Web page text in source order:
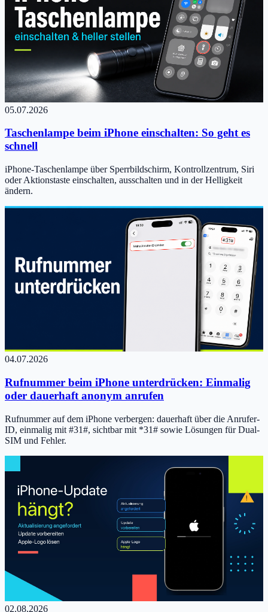
05.07.2026
Taschenlampe beim iPhone einschalten: So geht es
schnell
iPhone-Taschenlampe über Sperrbildschirm, Kontrollzentrum, Siri
oder Aktionstaste einschalten, ausschalten und in der Helligkeit
ändern.
04.07.2026
Rufnummer beim iPhone unterdrücken: Einmalig
oder dauerhaft anonym anrufen
Rufnummer auf dem iPhone verbergen: dauerhaft über die Anrufer-
ID, einmalig mit #31#, sichtbar mit *31# sowie Lösungen für Dual-
SIM und Fehler.
02.08.2026